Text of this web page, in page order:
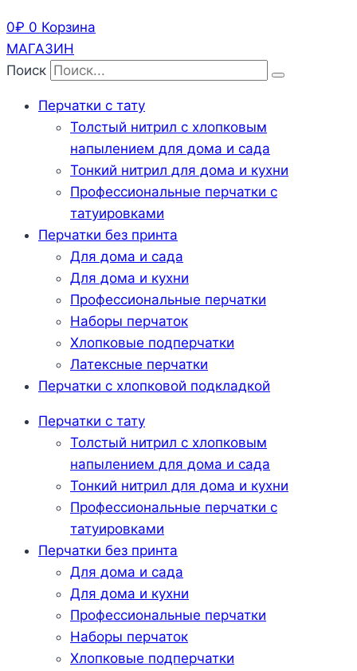
0₽ 0 Корзина
МАГАЗИН
Поиск
Перчатки с тату
Толстый нитрил с хлопковым
напылением для дома и сада
Тонкий нитрил для дома и кухни
Профессиональные перчатки с
татуировками
Перчатки без принта
Для дома и сада
Для дома и кухни
Профессиональные перчатки
Наборы перчаток
Хлопковые подперчатки
Латексные перчатки
Перчатки с хлопковой подкладкой
Перчатки с тату
Толстый нитрил с хлопковым
напылением для дома и сада
Тонкий нитрил для дома и кухни
Профессиональные перчатки с
татуировками
Перчатки без принта
Для дома и сада
Для дома и кухни
Профессиональные перчатки
Наборы перчаток
Хлопковые подперчатки